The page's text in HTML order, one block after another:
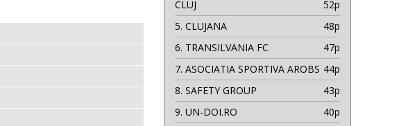
CLUJ
52p
5. CLUJANA
48p
6. TRANSILVANIA FC
47p
7. ASOCIATIA SPORTIVA AROBS 44p
8. SAFETY GROUP
43p
9. UN-DOI.RO
40p